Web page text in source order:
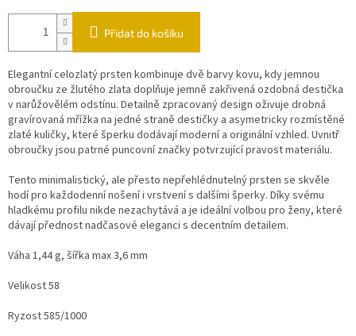
Přidat do košíku
Elegantní celozlatý prsten kombinuje dvě barvy kovu, kdy jemnou
obroučku ze žlutého zlata doplňuje jemně zakřivená ozdobná destička
v narůžovělém odstínu. Detailně zpracovaný design oživuje drobná
gravírovaná mřížka na jedné straně destičky a asymetricky rozmístěné
zlaté kuličky, které šperku dodávají moderní a originální vzhled. Uvnitř
obroučky jsou patrné puncovní značky potvrzující pravost materiálu.
Tento minimalistický, ale přesto nepřehlédnutelný prsten se skvěle
hodí pro každodenní nošení i vrstvení s dalšími šperky. Díky svému
hladkému profilu nikde nezachytává a je ideální volbou pro ženy, které
dávají přednost nadčasové eleganci s decentním detailem.
Váha 1,44 g, šířka max 3,6 mm
Velikost 58
Ryzost 585/1000